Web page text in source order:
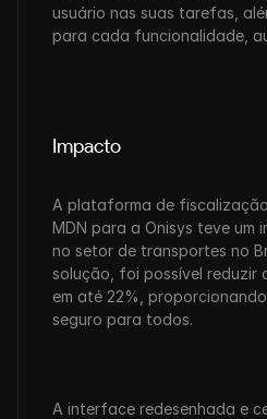
usuário nas suas tarefas,
para cada funcionalidade,
Impacto
A plataforma de
MDN para a Onisys teve um
no setor de transportes no
solução, foi possível reduzir
em até 22%,
seguro para todos.
A interface redesenhada e